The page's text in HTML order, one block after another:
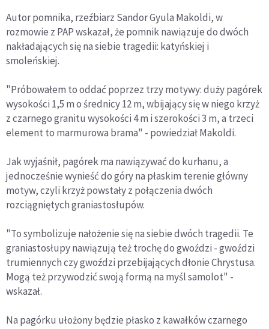
Autor pomnika, rzeźbiarz Sandor Gyula Makoldi, w
rozmowie z PAP wskazał, że pomnik nawiązuje do dwóch
nakładających się na siebie tragedii: katyńskiej i
smoleńskiej.
"Próbowałem to oddać poprzez trzy motywy: duży pagórek
wysokości 1,5 m o średnicy 12 m, wbijający się w niego krzyż
z czarnego granitu wysokości 4 m i szerokości 3 m, a trzeci
element to marmurowa brama" - powiedział Makoldi.
Jak wyjaśnił, pagórek ma nawiązywać do kurhanu, a
jednocześnie wynieść do góry na płaskim terenie główny
motyw, czyli krzyż powstały z połączenia dwóch
rozciągniętych graniastosłupów.
"To symbolizuje nałożenie się na siebie dwóch tragedii. Te
graniastosłupy nawiązują też trochę do gwoździ - gwoździ
trumiennych czy gwoździ przebijających dłonie Chrystusa.
Mogą też przywodzić swoją formą na myśl samolot" -
wskazał.
Na pagórku ułożony będzie płasko z kawałków czarnego